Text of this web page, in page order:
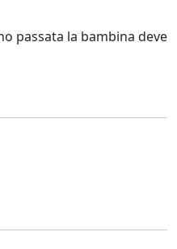
passata la bambina deve